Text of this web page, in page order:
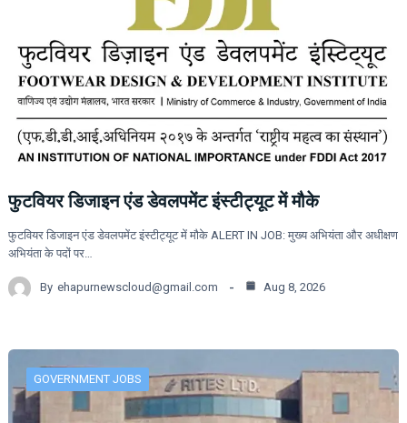
फुटवियर डिजाइन एंड डेवलपमेंट इंस्टीट्यूट में मौके
फुटवियर डिजाइन एंड डेवलपमेंट इंस्टीट्यूट में मौके ALERT IN JOB: मुख्य अभियंता और अधीक्षण
अभियंता के पदों पर…
By ehapurnewscloud@gmail.com Aug 8, 2026
GOVERNMENT JOBS